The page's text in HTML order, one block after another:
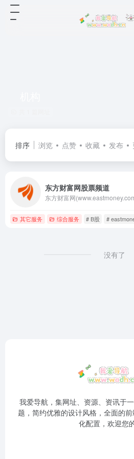
排序 浏览 点赞 收藏 发布
东方财富网股票频道
其它服务 综合服务 # B股 #
没有了
我爱导航，集网址、资源、资讯于
题，简约优雅的设计风格，全面的
化配置，欢迎您